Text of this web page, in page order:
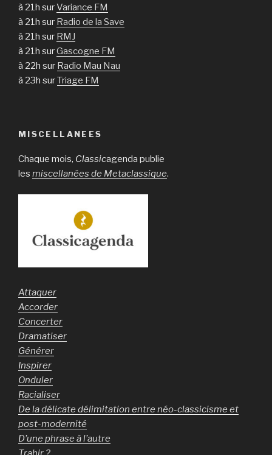
à 21h surVariance FM
à 21h sur Radio de la Save
à 21h sur RMJ
à 21h surGascogne FM
à 22h sur Radio Mau Nau
à 23h surTriage FM
MISCELLANEES
Chaque mois, Classicagenda publie
les miscellanées de Metaclassique.
Attaquer
Accorder
Concerter
Dramatiser
Générer
Inspirer
Onduler
Racialiser
De la délicate délimitation entre néo-classicisme et
post-modernité
D’une phrase à l’autre